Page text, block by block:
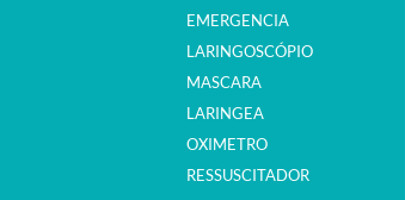
EMERGENCIA
LARINGOSCÓPIO
MASCARA
LARINGEA
OXIMETRO
RESSUSCITADOR